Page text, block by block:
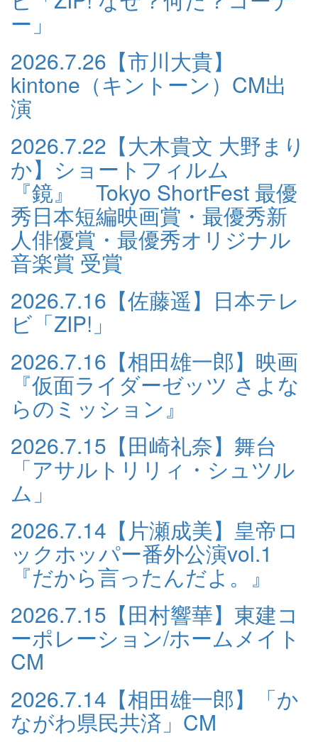
ー」
2026.7.26 【市川大貴】
kintone（キントーン）CM出
演
2026.7.22 【大木貴文 大野まり
か】ショートフィルム
『鏡』 Tokyo ShortFest 最優
秀日本短編映画賞・最優秀新
人俳優賞・最優秀オリジナル
音楽賞 受賞
2026.7.16 【佐藤遥】日本テレ
ビ「ZIP!」
2026.7.16 【相田雄一郎】映画
『仮面ライダーゼッツ さよな
らのミッション』
2026.7.15 【田崎礼奈】舞台
「アサルトリリィ・シュツル
ム」
2026.7.14 【片瀬成美】皇帝ロ
ックホッパー番外公演vol.1
『だから言ったんだよ。』
2026.7.15 【田村響華】東建コ
ーポレーション/ホームメイト
CM
2026.7.14 【相田雄一郎】「か
ながわ県民共済」CM